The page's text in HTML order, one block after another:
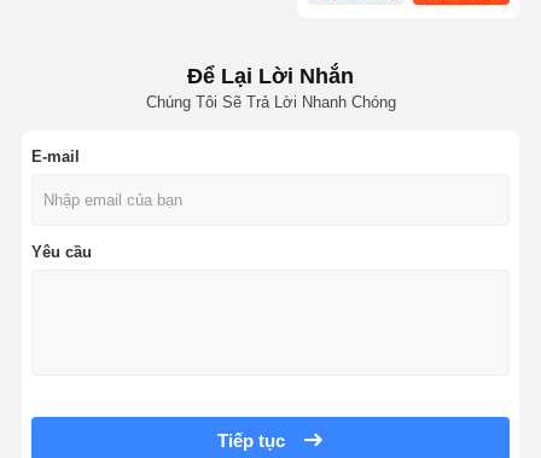
Để Lại Lời Nhắn
Chúng Tôi Sẽ Trả Lời Nhanh Chóng
E-mail
Yêu cầu
Tiếp tục